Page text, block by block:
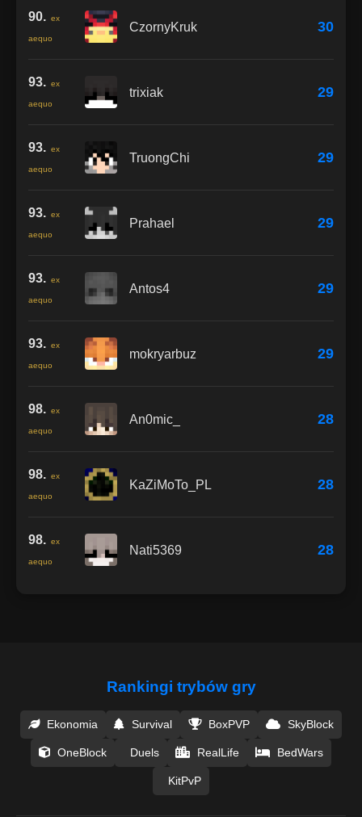
90. ex
aequo
CzornyKruk 30
93. ex
aequo
trixiak 29
93. ex
aequo
TruongChi 29
93. ex
aequo
Prahael 29
93. ex
aequo
Antos4 29
93. ex
aequo
mokryarbuz 29
98. ex
aequo
An0mic_ 28
98. ex
aequo
KaZiMoTo_PL 28
98. ex
aequo
Nati5369 28
Rankingi trybów gry
Ekonomia Survival BoxPVP SkyBlock
OneBlock Duels RealLife BedWars
KitPvP